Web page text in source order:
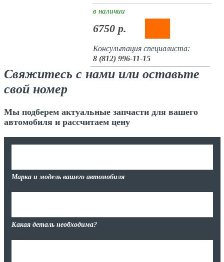
в наличии
6750 р.
Консультация специалиста:
8 (812) 996-11-15
Свяжитесь с нами или оставьте
свой номер
Мы подберем актуальные запчасти для вашего
автомобиля и рассчитаем цену
Марка и модель вашего автомобиля
Какая деталь необходима?